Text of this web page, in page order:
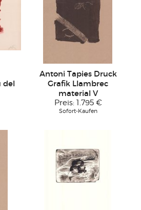
del
Antoni Tapies Druck
Grafik Llambrec
material V
Preis: 1.795 €
Sofort-Kaufen